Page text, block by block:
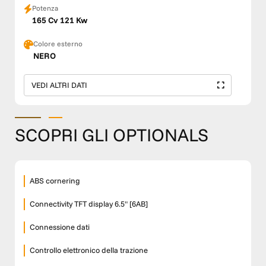
Potenza
165 Cv 121 Kw
Colore esterno
NERO
VEDI ALTRI DATI
SCOPRI GLI OPTIONALS
ABS cornering
Connectivity TFT display 6.5" [6AB]
Connessione dati
Controllo elettronico della trazione